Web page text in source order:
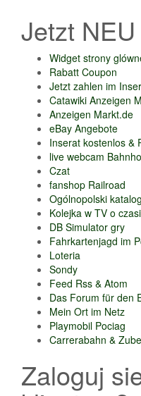
Jetzt NEU
Widget strony
Rabatt Coupon
Jetzt zahlen im
Catawiki Anzeigen
Anzeigen Markt.de
eBay Angebote
Inserat kostenlos &
live webcam
Czat
fanshop Railroad
Ogólnopolski
Kolejka w TV o
DB Simulator gry
Fahrkartenjagd im
Loteria
Sondy
Feed Rss & Atom
Das Forum für den
Mein Ort im Netz
Playmobil Pociag
Carrerabahn &
Zaloguj